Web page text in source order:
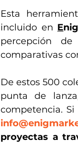
Esta
incluido en E
percepción
comparativas
De estos 500
punta de
proyectas a